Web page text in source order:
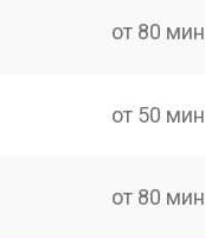
от 80 мин
от 50 мин
от 80 мин